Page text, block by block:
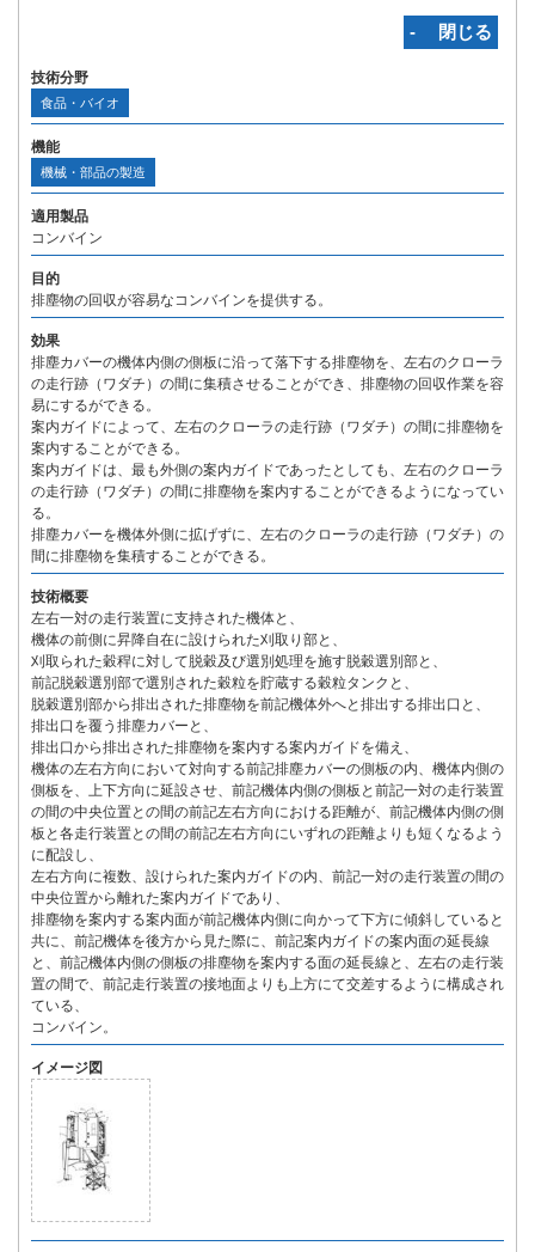
‐ 閉じる
技術分野
食品・バイオ
機能
機械・部品の製造
適用製品
コンバイン
目的
排塵物の回収が容易なコンバインを提供する。
効果
排塵カバーの機体内側の側板に沿って落下する排塵物を、左右のクローラ
の走行跡（ワダチ）の間に集積させることができ、排塵物の回収作業を容
易にするができる。
案内ガイドによって、左右のクローラの走行跡（ワダチ）の間に排塵物を
案内することができる。
案内ガイドは、最も外側の案内ガイドであったとしても、左右のクローラ
の走行跡（ワダチ）の間に排塵物を案内することができるようになってい
る。
排塵カバーを機体外側に拡げずに、左右のクローラの走行跡（ワダチ）の
間に排塵物を集積することができる。
技術概要
左右一対の走行装置に支持された機体と、
機体の前側に昇降自在に設けられた刈取り部と、
刈取られた穀稈に対して脱穀及び選別処理を施す脱穀選別部と、
前記脱穀選別部で選別された穀粒を貯蔵する穀粒タンクと、
脱穀選別部から排出された排塵物を前記機体外へと排出する排出口と、
排出口を覆う排塵カバーと、
排出口から排出された排塵物を案内する案内ガイドを備え、
機体の左右方向において対向する前記排塵カバーの側板の内、機体内側の
側板を、上下方向に延設させ、前記機体内側の側板と前記一対の走行装置
の間の中央位置との間の前記左右方向における距離が、前記機体内側の側
板と各走行装置との間の前記左右方向にいずれの距離よりも短くなるよう
に配設し、
左右方向に複数、設けられた案内ガイドの内、前記一対の走行装置の間の
中央位置から離れた案内ガイドであり、
排塵物を案内する案内面が前記機体内側に向かって下方に傾斜していると
共に、前記機体を後方から見た際に、前記案内ガイドの案内面の延長線
と、前記機体内側の側板の排塵物を案内する面の延長線と、左右の走行装
置の間で、前記走行装置の接地面よりも上方にて交差するように構成され
ている、
コンバイン。
イメージ図